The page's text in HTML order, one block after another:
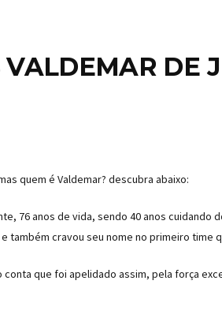
DE
quem é Valdemar? descubra abaixo:
76 anos de vida, sendo 40 anos cuidando
também cravou seu nome no primeiro time
conta que foi apelidado assim, pela força